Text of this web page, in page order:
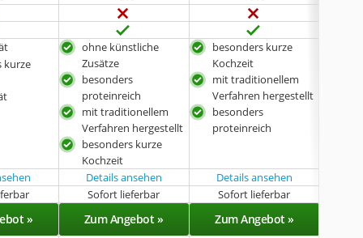
kurze
ohne künstliche
Zusätze
besonders
proteinreich
mit traditionellem
Verfahren hergestellt
besonders kurze
Kochzeit
besonders kurze
Kochzeit
mit traditionellem
Verfahren hergestellt
besonders
proteinreich
Details ansehen
Details ansehen
Sofort lieferbar Sofort lieferbar
» Zum Angebot » Zum Angebot »